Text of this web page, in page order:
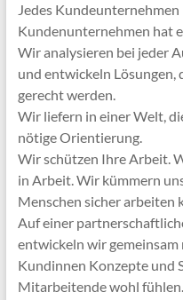
Jedes
Kundenunternehmen hat
Wir analysieren bei jeder
und entwickeln Lösungen,
gerecht werden.
Wir liefern in einer Welt,
nötige Orientierung.
Wir schützen Ihre Arbeit.
in Arbeit. Wir kümmern
Menschen sicher arbeiten
Auf einer
entwickeln wir
Kundinnen Konzepte und
Mitarbeitende wohl fühlen.